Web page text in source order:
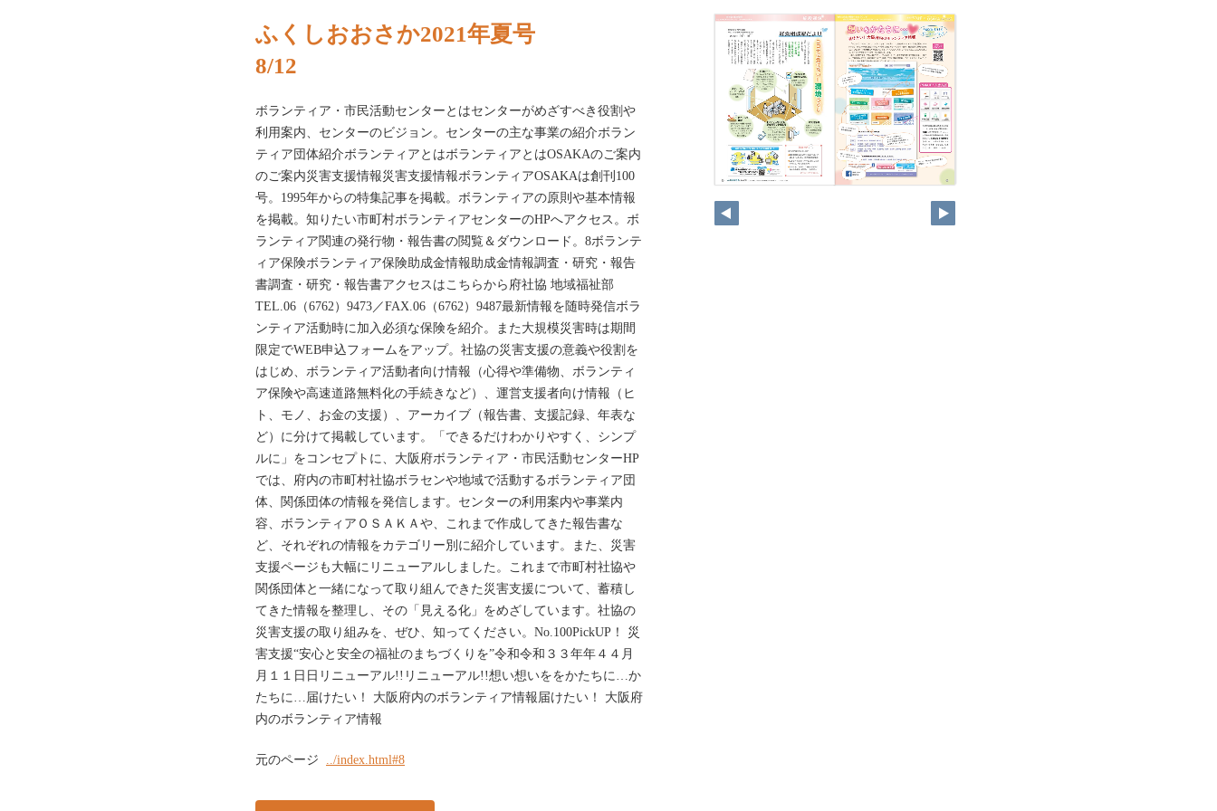
ふくしおおさか2021年夏号
8/12
ボランティア・市民活動センターとはセンターがめざすべき役割や
利用案内、センターのビジョン。センターの主な事業の紹介ボラン
ティア団体紹介ボランティアとはボランティアとはOSAKAのご案内
のご案内災害支援情報災害支援情報ボランティアOSAKAは創刊100
号。1995年からの特集記事を掲載。ボランティアの原則や基本情報
を掲載。知りたい市町村ボランティアセンターのHPへアクセス。ボ
ランティア関連の発行物・報告書の閲覧＆ダウンロード。8ボランテ
ィア保険ボランティア保険助成金情報助成金情報調査・研究・報告
書調査・研究・報告書アクセスはこちらから府社協 地域福祉部
TEL.06（6762）9473／FAX.06（6762）9487最新情報を随時発信ボラ
ンティア活動時に加入必須な保険を紹介。また大規模災害時は期間
限定でWEB申込フォームをアップ。社協の災害支援の意義や役割を
はじめ、ボランティア活動者向け情報（心得や準備物、ボランティ
ア保険や高速道路無料化の手続きなど）、運営支援者向け情報（ヒ
ト、モノ、お金の支援）、アーカイブ（報告書、支援記録、年表な
ど）に分けて掲載しています。「できるだけわかりやすく、シンプ
ルに」をコンセプトに、大阪府ボランティア・市民活動センターHP
では、府内の市町村社協ボラセンや地域で活動するボランティア団
体、関係団体の情報を発信します。センターの利用案内や事業内
容、ボランティアＯＳＡＫＡや、これまで作成してきた報告書な
ど、それぞれの情報をカテゴリー別に紹介しています。また、災害
支援ページも大幅にリニューアルしました。これまで市町村社協や
関係団体と一緒になって取り組んできた災害支援について、蓄積し
てきた情報を整理し、その「見える化」をめざしています。社協の
災害支援の取り組みを、ぜひ、知ってください。No.100PickUP！ 災
害支援“安心と安全の福祉のまちづくりを”令和令和３３年年４４月
月１１日日リニューアル!!リニューアル!!想い想いををかたちに…か
たちに…届けたい！ 大阪府内のボランティア情報届けたい！ 大阪府
内のボランティア情報
元のページ ../index.html#8